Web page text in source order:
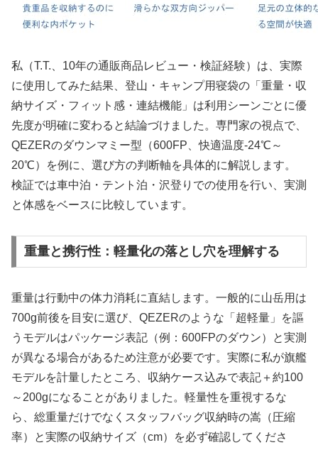
私（T.T.、10年の通販商品レビュー・検証経験）は、実際
に使用してみた結果、登山・キャンプ用寝袋の「重量・収
納サイズ・フィット感・連結機能」は利用シーンごとに優
先度が明確に変わると結論づけました。専門家の視点で、
QEZERのダウンマミー型（600FP、快適温度-24℃～
20℃）を例に、選び方の判断軸を具体的に解説します。
検証では車中泊・テント泊・沢登りでの使用を行い、実測
と体感をベースに比較しています。
重量と携行性：軽量化の落とし穴を理解する
重量は行動中の体力消耗に直結します。一般的に山岳用は
700g前後を目安に選び、QEZERのような「超軽量」を謳
うモデルはパッケージ表記（例：600FPのダウン）と実測
が異なる場合があるため注意が必要です。実際に私が旗艦
モデルを計量したところ、収納ケース込みで表記＋約100
～200gになることがありました。軽量性を重視するな
ら、総重量だけでなくスタッフバッグ収納時の嵩（圧縮
率）と実際の収納サイズ（cm）を必ず確認してくださ